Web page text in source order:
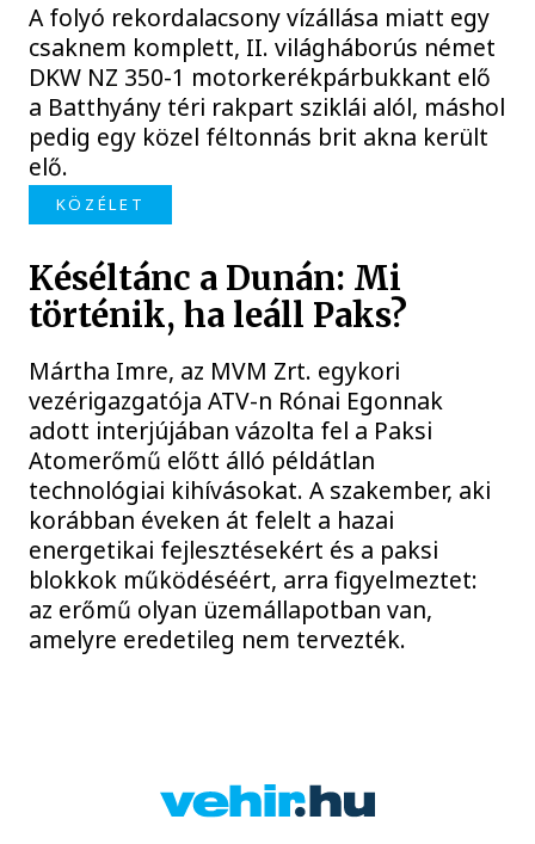
A folyó rekordalacsony vízállása miatt egy
csaknem komplett, II. világháborús német
DKW NZ 350-1 motorkerékpárbukkant elő
a Batthyány téri rakpart sziklái alól, máshol
pedig egy közel féltonnás brit akna került
elő.
KÖZÉLET
Késéltánc a Dunán: Mi
történik, ha leáll Paks?
Mártha Imre, az MVM Zrt. egykori
vezérigazgatója ATV-n Rónai Egonnak
adott interjújában vázolta fel a Paksi
Atomerőmű előtt álló példátlan
technológiai kihívásokat. A szakember, aki
korábban éveken át felelt a hazai
energetikai fejlesztésekért és a paksi
blokkok működéséért, arra figyelmeztet:
az erőmű olyan üzemállapotban van,
amelyre eredetileg nem tervezték.